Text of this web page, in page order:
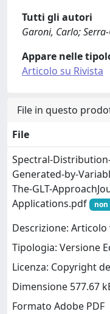
Tutti gli autori
Garoni, Carlo;
Appare nelle
Articolo su Rivista
File in questo
File
Spectral-
Generated-by-
The-GLT-
Applications.pdf
Descrizione:
Tipologia: Versione
Licenza: Copyright
Dimensione 577.67
Formato Adobe PDF